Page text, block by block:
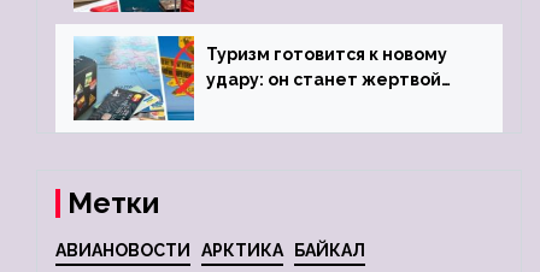
Туризм готовится к новому
удару: он станет жертвой
Метки
АВИАНОВОСТИ АРКТИКА БАЙКАЛ